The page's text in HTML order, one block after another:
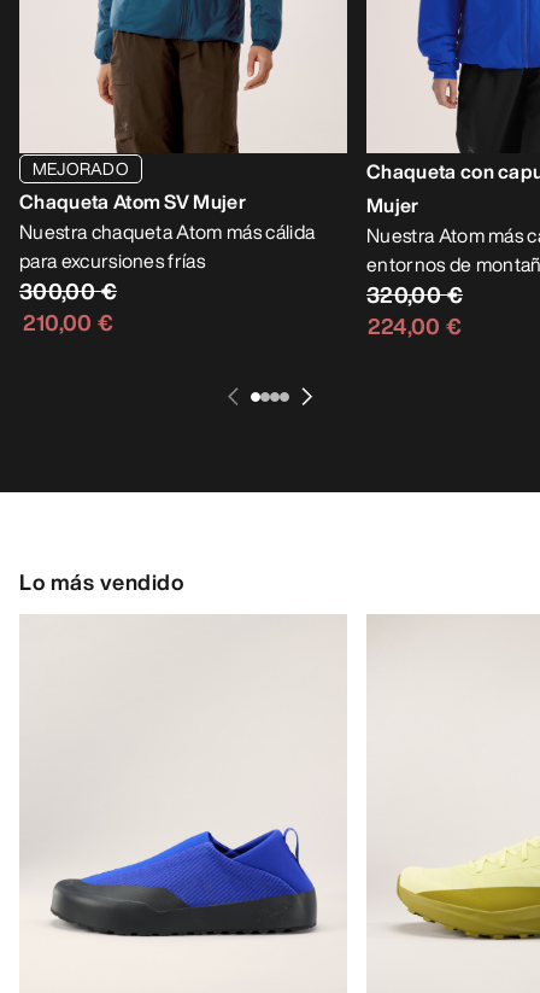
MEJORADO
Chaqueta Atom SV Mujer
Nuestra chaqueta Atom más cálida
para excursiones frías
300,00 €
210,00 €
Chaqueta con
Mujer
Nuestra Atom más
entornos de
320,00 €
224,00 €
Lo más vendido